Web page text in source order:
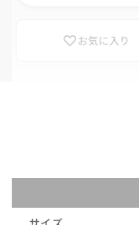
お気に入り